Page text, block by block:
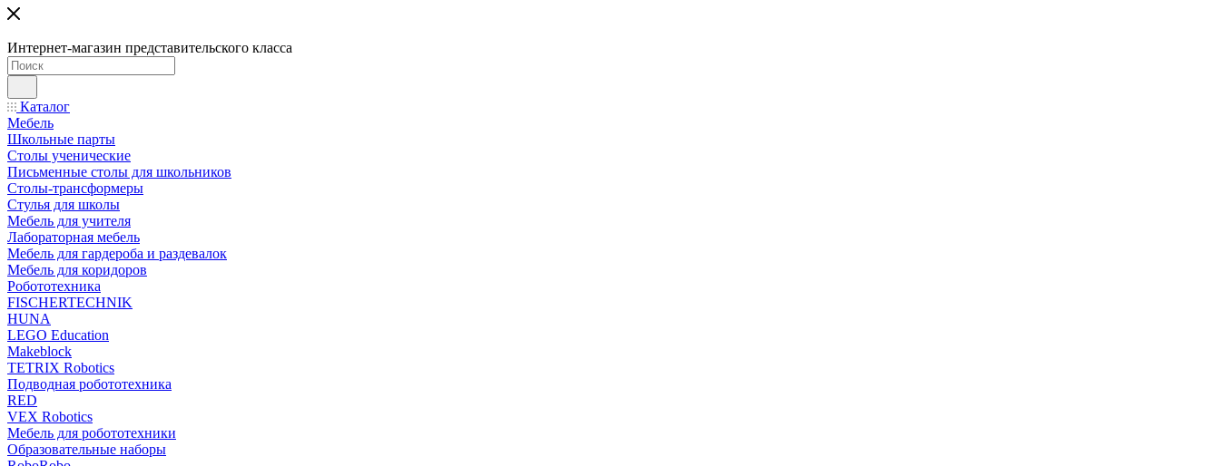
Интернет-магазин представительского класса
Каталог
Мебель
Школьные парты
Столы ученические
Письменные столы для школьников
Столы-трансформеры
Стулья для школы
Мебель для учителя
Лабораторная мебель
Мебель для гардероба и раздевалок
Мебель для коридоров
Робототехника
FISCHERTECHNIK
HUNA
LEGO Education
Makeblock
TETRIX Robotics
Подводная робототехника
RED
VEX Robotics
Мебель для робототехники
Образовательные наборы